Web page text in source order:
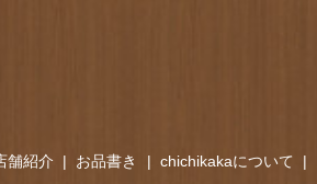
舗紹介 お品書き chichikakaについて